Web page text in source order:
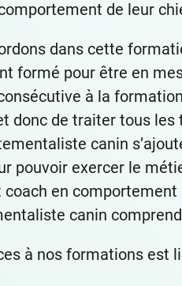
de leur
dans cette
formé pour être en
à la
donc de traiter tous
canin
pouvoir exercer le
en
canin
à nos formations est